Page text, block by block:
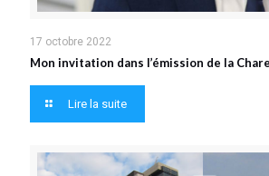
17 octobre 2022
Mon invitation dans l’émission de la
Lire la suite